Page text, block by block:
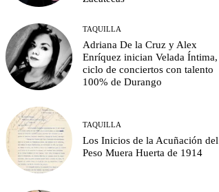
TAQUILLA
Adriana De la Cruz y Alex
Enríquez inician Velada Íntima,
ciclo de conciertos con talento
100% de Durango
TAQUILLA
Los Inicios de la Acuñación del
Peso Muera Huerta de 1914